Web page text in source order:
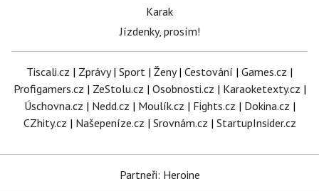
Karak
Jízdenky, prosím!
Tiscali.cz | Zprávy| Sport | Ženy| Cestování | Games.cz |
Profigamers.cz | ZeStolu.cz | Osobnosti.cz | Karaoketexty.cz |
Úschovna.cz | Nedd.cz | Moulík.cz | Fights.cz | Dokina.cz |
CZhity.cz | Našepeníze.cz | Srovnám.cz | StartupInsider.cz
Partneři: Heroine